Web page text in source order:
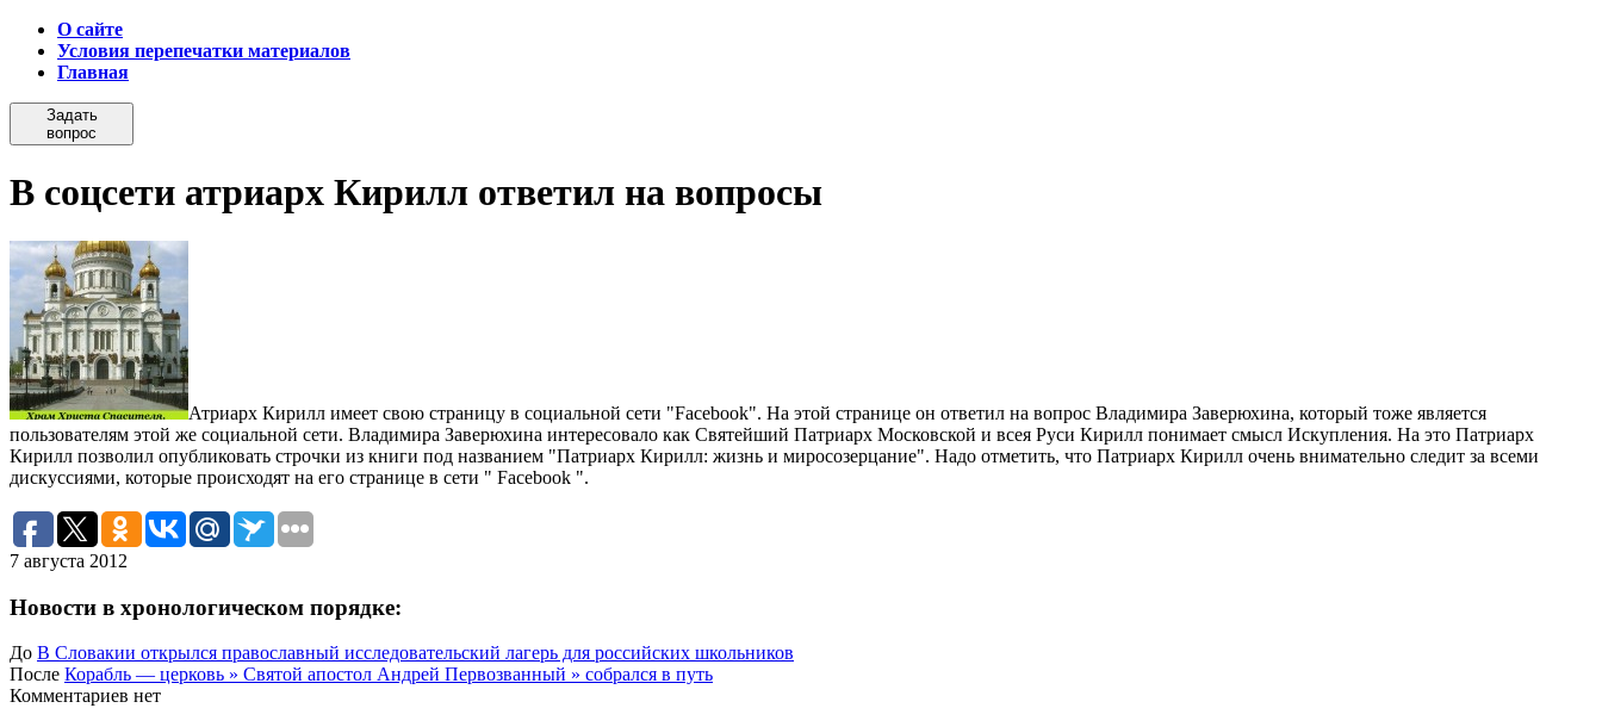
О сайте
Условия перепечатки материалов
Главная
Задать
вопрос
В соцсети атриарх Кирилл ответил на вопросы
Атриарх Кирилл имеет свою страницу в социальной сети "Facebook". На этой странице он ответил на вопрос Владимира Заверюхина, который тоже является
пользователям этой же социальной сети. Владимира Заверюхина интересовало как Святейший Патриарх Московской и всея Руси Кирилл понимает смысл Искупления. На это Патриарх
Кирилл позволил опубликовать строчки из книги под названием "Патриарх Кирилл: жизнь и миросозерцание". Надо отметить, что Патриарх Кирилл очень внимательно следит за всеми
дискуссиями, которые происходят на его странице в сети " Facebook ".
7 августа 2012
Новости в хронологическом порядке:
До В Словакии открылся православный исследовательский лагерь для российских школьников
После Корабль — церковь » Святой апостол Андрей Первозванный » собрался в путь
Комментариев нет